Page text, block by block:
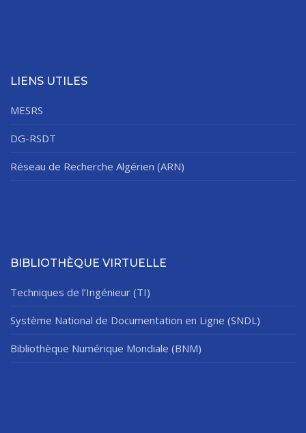
LIENS UTILES
MESRS
DG-RSDT
Réseau de Recherche Algérien (ARN)
BIBLIOTHÈQUE VIRTUELLE
Techniques de l’Ingénieur (TI)
Système National de Documentation en Ligne (SNDL)
Bibliothèque Numérique Mondiale (BNM)